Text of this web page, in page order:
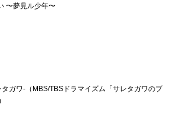
〜夢見ル少年〜
ガワ-（MBS/TBSドラマイズム「サレタガワのブ